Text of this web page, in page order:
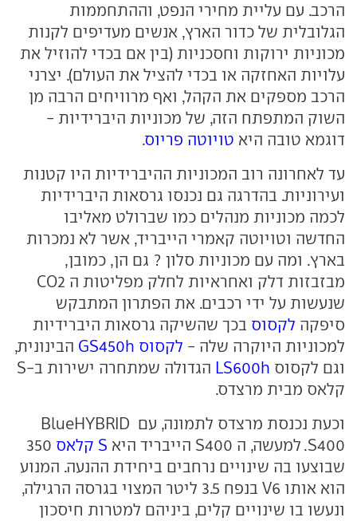
הרכב. עם עליית מחירי הנפט, וההתחממות
הגלובלית של כדור הארץ, אנשים מעדיפים לקנות
מכוניות ירוקות וחסכניות (בין אם בכדי להוזיל את
עלויות האחזקה או בכדי להציל את העולם). יצרני
הרכב מספקים את הקהל, ואף מרוויחים הרבה מן
השוק המתפתח הזה, של מכוניות היברידיות -
דוגמא טובה היא טויוטה פריוס.
עד לאחרונה רוב המכוניות ההיברידיות היו קטנות
ועירוניות. בהדרגה גם נכנסו גרסאות היברידיות
לכמה מכוניות מנהלים כמו שברולט מאליבו
החדשה וטויוטה קאמרי הייבריד, אשר לא נמכרות
בארץ. ומה עם מכוניות סלון ? גם הן, כמובן,
מבזבזות דלק ואחראיות לחלק מפליטות ה CO2
שנעשות על ידי רכבים. את הפתרון המתבקש
סיפקה לקסוס בכך שהשיקה גרסאות היברידיות
למכוניות היוקרה שלה - לקסוס GS450h
הבינונית,
וגם לקסוס LS600h
הגדולה שמתחרה ישירות ב-S
קלאס מבית מרצדס.
וכעת נכנסת מרצדס לתמונה, עם BlueHYBRID
S400. למעשה, ה S400 הייבריד היא
S קלאס
350
שבוצעו בה שינויים נרחבים ביחידת ההנעה. המנוע
הוא אותו V6 בנפח 3.5 ליטר המצוי בגרסה הרגילה,
ונעשו בו שינויים קלים, ביניהם למטרות חיסכון